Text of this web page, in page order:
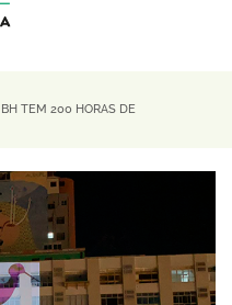
TEM 200 HORAS DE